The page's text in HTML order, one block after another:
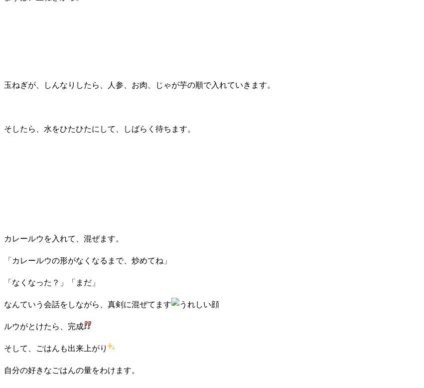
玉ねぎが、しんなりしたら、人参、お肉、じゃが芋の順で入れていきます。
そしたら、水をひたひたにして、しばらく待ちます。
カレールウを入れて、混ぜます。
「カレールウの形がなくなるまで、炒めてね」
「なくなった？」「まだ」
なんていう会話をしながら、真剣に混ぜてます
ルウがとけたら、完成
そして、ごはんも出来上がり
自分の好きなごはんの量をわけます。